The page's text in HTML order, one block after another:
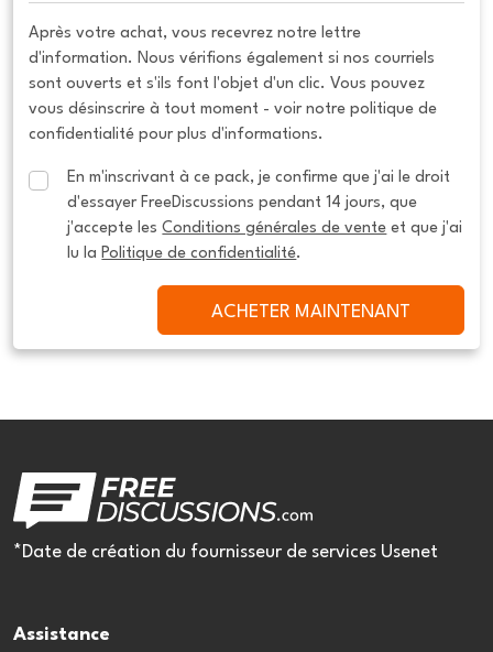
Après votre achat, vous recevrez notre lettre
d'information. Nous vérifions également si nos courriels
sont ouverts et s'ils font l'objet d'un clic. Vous pouvez
vous désinscrire à tout moment - voir notre politique de
confidentialité pour plus d'informations.
En m'inscrivant à ce pack, je confirme que j'ai le droit
d'essayer FreeDiscussions pendant 14 jours, que
j'accepte les Conditions générales de vente et que j'ai
lu la Politique de confidentialité.
ACHETER MAINTENANT
*Date de création du fournisseur de services Usenet
Assistance